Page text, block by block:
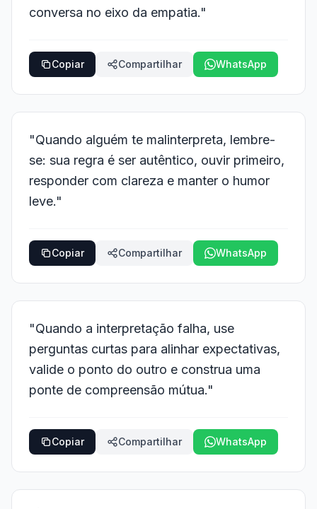
conversa no eixo da empatia."
Copiar Compartilhar WhatsApp
"Quando alguém te malinterpreta, lembre-
se: sua regra é ser autêntico, ouvir primeiro,
responder com clareza e manter o humor
leve."
Copiar Compartilhar WhatsApp
"Quando a interpretação falha, use
perguntas curtas para alinhar expectativas,
valide o ponto do outro e construa uma
ponte de compreensão mútua."
Copiar Compartilhar WhatsApp